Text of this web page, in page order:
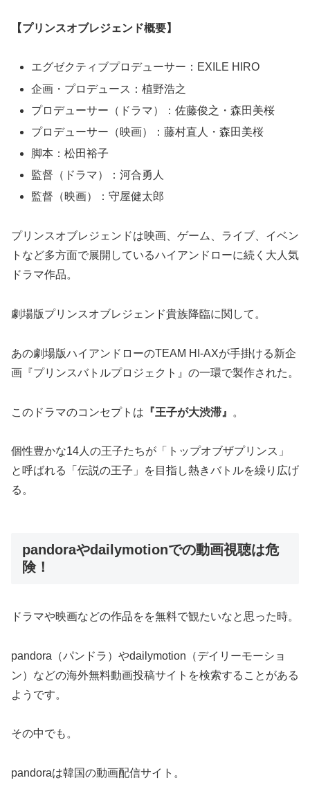
【プリンスオブレジェンド概要】
エグゼクティブプロデューサー：EXILE HIRO
企画・プロデュース：植野浩之
プロデューサー（ドラマ）：佐藤俊之・森田美桜
プロデューサー（映画）：藤村直人・森田美桜
脚本：松田裕子
監督（ドラマ）：河合勇人
監督（映画）：守屋健太郎
プリンスオブレジェンドは映画、ゲーム、ライブ、イベン
トなど多方面で展開しているハイアンドローに続く大人気
ドラマ作品。
劇場版プリンスオブレジェンド貴族降臨に関して。
あの劇場版ハイアンドローのTEAM HI-AXが手掛ける新企
画『プリンスバトルプロジェクト』の一環で製作された。
このドラマのコンセプトは 『王子が大渋滞』 。
個性豊かな14人の王子たちが「トップオブザプリンス」
と呼ばれる「伝説の王子」を目指し熱きバトルを繰り広げ
る。
pandoraやdailymotionでの動画視聴は危
険！
ドラマや映画などの作品をを無料で観たいなと思った時。
pandora（パンドラ）やdailymotion（デイリーモーショ
ン）などの海外無料動画投稿サイトを検索することがある
ようです。
その中でも。
pandoraは韓国の動画配信サイト。